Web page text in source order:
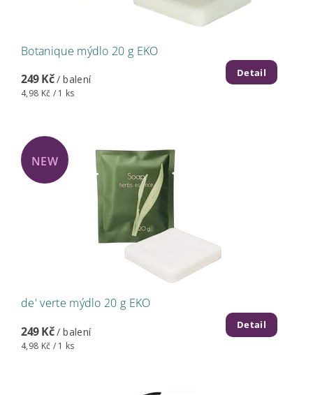
Botanique mýdlo 20 g EKO
249 Kč/ balení
4,98 Kč / 1 ks
Detail
NEW
de' verte mýdlo 20 g EKO
249 Kč/ balení
4,98 Kč / 1 ks
Detail